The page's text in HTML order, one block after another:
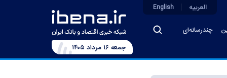
چندرسانه‌ای
العربیه English
جمعه ۱۶ مرداد ۱۴۰۵